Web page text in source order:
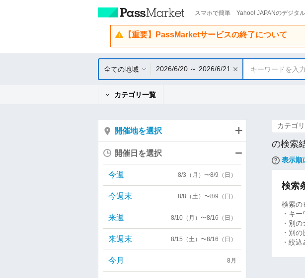
スマホで簡単 Yahoo! JAPANのデジタ
【重要】PassMarketサービスの終了について
全ての地域 2026/6/20 ～ 2026/6/21 キーワードを入力
カテゴリ一覧
カテゴ
の検索
表示順
検索
検索の
・キ
・別
・別
・絞
開催地を選択
開催日を選択
今週 8/3（月）〜8/9（日）
今週末 8/8（土）〜8/9（日）
来週 8/10（月）〜8/16（日）
来週末 8/15（土）〜8/16（日）
今月 8月